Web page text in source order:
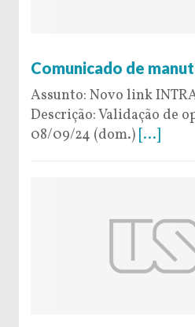
Comunicado de
Assunto: Novo link
Descrição: Validação de
08/09/24 (dom.) [...]